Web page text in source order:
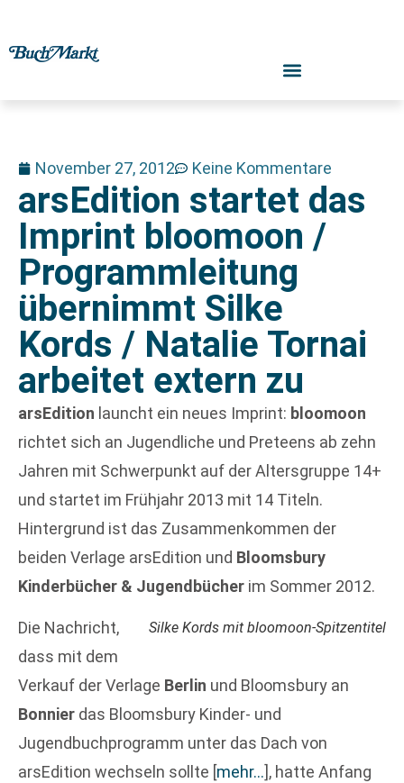
November 27, 2012 Keine Kommentare
arsEdition startet das
Imprint bloomoon /
Programmleitung
übernimmt Silke
Kords / Natalie Tornai
arbeitet extern zu
arsEdition launcht ein neues Imprint: bloomoon
richtet sich an Jugendliche und Preteens ab zehn
Jahren mit Schwerpunkt auf der Altersgruppe 14+
und startet im Frühjahr 2013 mit 14 Titeln.
Hintergrund ist das Zusammenkommen der
beiden Verlage arsEdition und Bloomsbury
Kinderbücher & Jugendbücher im Sommer 2012.
Silke Kords mit bloomoon-Spitzentitel
Die Nachricht,
dass mit dem
Verkauf der Verlage Berlin und Bloomsbury an
Bonnier das Bloomsbury Kinder- und
Jugendbuchprogramm unter das Dach von
arsEdition wechseln sollte [mehr…], hatte Anfang